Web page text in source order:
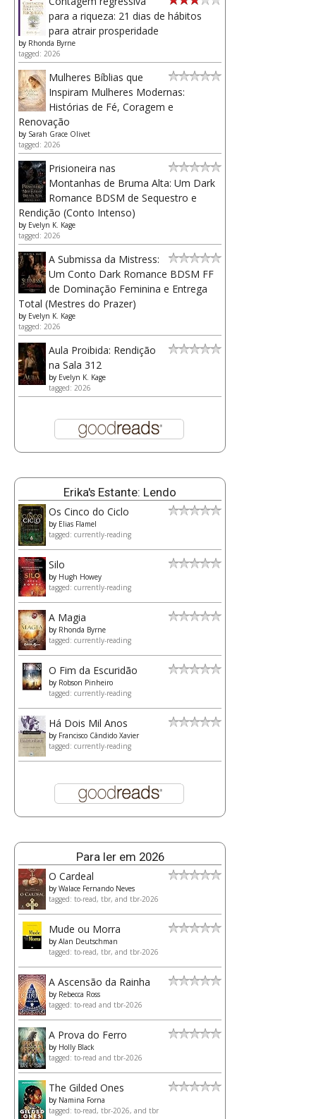
para a riqueza: 21 dias de hábitos
para atrair prosperidade
by Rhonda Byrne
tagged: 2026
Mulheres Bíblias que
Inspiram Mulheres Modernas:
Histórias de Fé, Coragem e
Renovação
by Sarah Grace Olivet
tagged: 2026
Prisioneira nas
Montanhas de Bruma Alta: Um Dark
Romance BDSM de Sequestro e
Rendição (Conto Intenso)
by Evelyn K. Kage
tagged: 2026
A Submissa da Mistress:
Um Conto Dark Romance BDSM FF
de Dominação Feminina e Entrega
Total (Mestres do Prazer)
by Evelyn K. Kage
tagged: 2026
Aula Proibida: Rendição
na Sala 312
by Evelyn K. Kage
tagged: 2026
Erika's Estante: Lendo
Os Cinco do Ciclo
by Elias Flamel
tagged: currently-reading
Silo
by Hugh Howey
tagged: currently-reading
A Magia
by Rhonda Byrne
tagged: currently-reading
O Fim da Escuridão
by Robson Pinheiro
tagged: currently-reading
Há Dois Mil Anos
by Francisco Cândido Xavier
tagged: currently-reading
Para ler em 2026
O Cardeal
by Walace Fernando Neves
tagged: to-read, tbr, and tbr-2026
Mude ou Morra
by Alan Deutschman
tagged: to-read, tbr, and tbr-2026
A Ascensão da Rainha
by Rebecca Ross
tagged: to-read and tbr-2026
A Prova do Ferro
by Holly Black
tagged: to-read and tbr-2026
The Gilded Ones
by Namina Forna
tagged: to-read, tbr-2026, and tbr